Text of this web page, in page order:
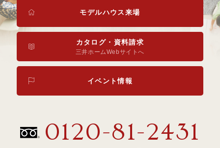
モデルハウス来場
カタログ・資料請求
三井ホームWebサイトへ
イベント情報
0120-81-2431